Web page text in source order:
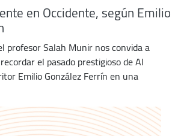
en Occidente, según Emilio
profesor Salah Munir nos convida a
el pasado prestigioso de Al
Emilio González Ferrín en una